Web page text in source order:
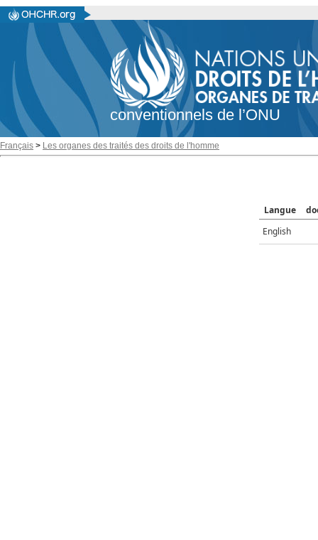
conventionnels de l’ONU
Français > Les organes des traités des droits de l'homme
Langue
English